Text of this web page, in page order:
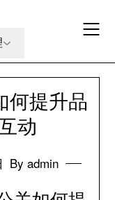
何提升品
动
By admin